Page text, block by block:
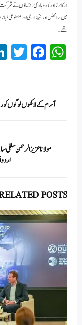
اسکالرز اور کاروباری رہنماؤں نے
میں سائنس اور ٹیکنالوجی اور مصنوعی
تھے۔
W
ha
A
pp
Fa
ce
ok
T
r
آسام کے لاکھوں لوگوں کو راحت ، کٹ آف
مولانا عزیز الرحمن سلفی
POSTS